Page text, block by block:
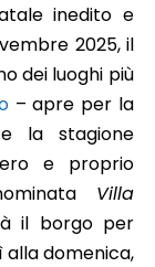
inedito e
2025, il
dei luoghi più
– apre per la
la stagione
e proprio
Villa
il borgo per
domenica,